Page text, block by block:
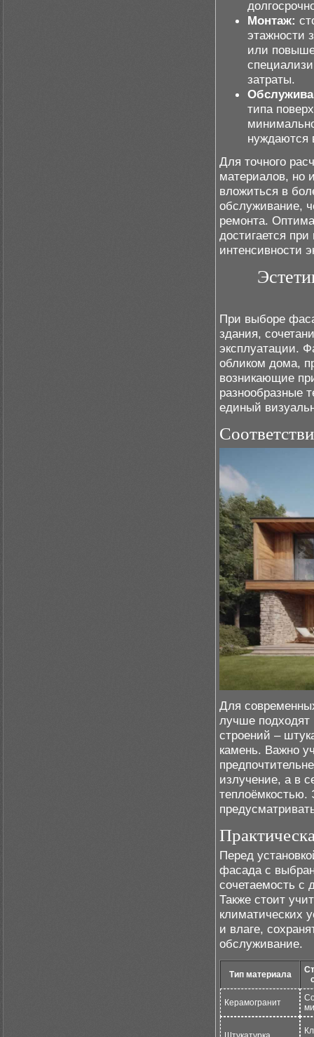
Монтаж:
этажности
или
затраты.
типа
нуждаются
Для точного
материалов, но
вложиться в
обслуживание,
ремонта.
достигается
интенсивности
При выборе
здания,
эксплуатации.
обликом дома,
возникающие
разнообразные
единый
Для
лучше подходят
строений –
камень. Важно
излучение, а в
теплоёмкостью.
Перед
фасада с
сочетаемость с
Также стоит
климатических
и влаге,
обслуживание.
Тип материала
Керамогранит